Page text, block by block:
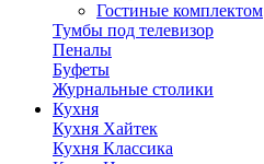
Гостиные комплектом
Тумбы под телевизор
Пеналы
Буфеты
Журнальные столики
Кухня
Кухня Хайтек
Кухня Классика